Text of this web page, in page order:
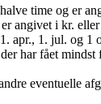
time og er
angivet i kr.
apr., 1. jul. og 1
har fået
eventuelle